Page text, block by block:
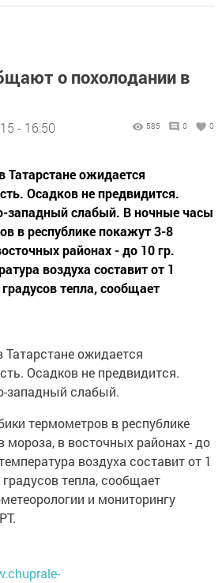
о похолодании в
- 16:50 585 0 0
Татарстане ожидается
Осадков не предвидится.
западный слабый. В ночные часы
в республике покажут 3-8
районах - до 10 гр.
воздуха составит от 1
тепла, сообщает
Татарстане ожидается
Осадков не предвидится.
западный слабый.
термометров в республике
мороза, в восточных районах - до
воздуха составит от 1
тепла, сообщает
и мониторингу